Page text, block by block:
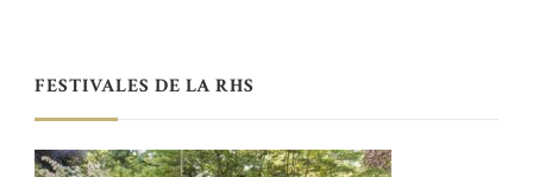
FESTIVALES DE LA RHS